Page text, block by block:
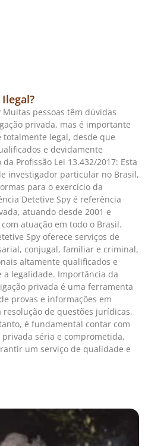
Muitas pessoas têm dúvidas
privada, mas é importante
totalmente legal, desde que
e devidamente
Profissão Lei 13.432/2017: Esta
investigador particular no Brasil,
para o exercício da
Detetive Spy é referência
atuando desde 2001 e
atuação em todo o Brasil.
Spy oferece serviços de
conjugal, familiar e criminal,
altamente qualificados e
a legalidade. Importância da
privada é uma ferramenta
provas e informações em
de questões jurídicas,
é fundamental contar com
séria e comprometida,
um serviço de qualidade e